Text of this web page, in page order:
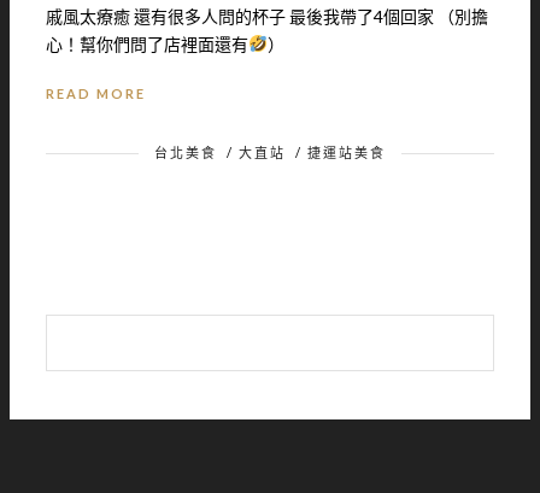
戚風太療癒 還有很多人問的杯子 最後我帶了4個回家 （別擔
心！幫你們問了店裡面還有
）
READ MORE
台北美食 / 大直站 / 捷運站美食